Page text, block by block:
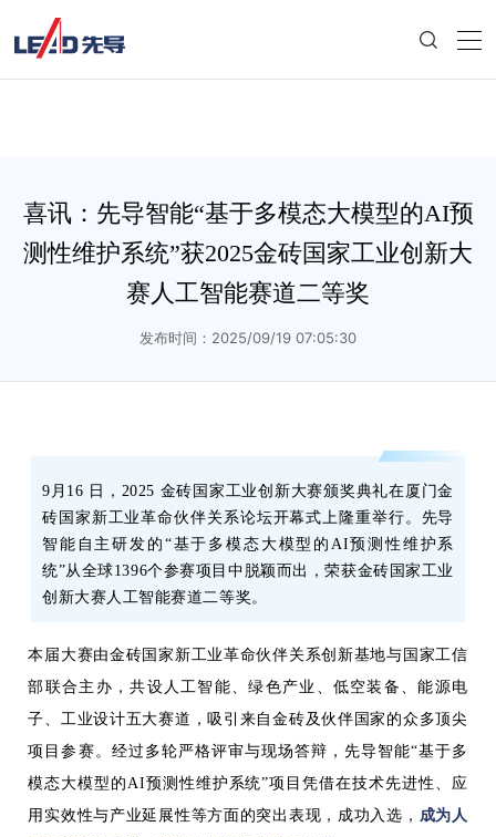
喜讯：先导智能“基于多模态大模型的AI预
测性维护系统”获2025金砖国家工业创新大
赛人工智能赛道二等奖
发布时间：2025/09/19 07:05:30
9月16 日，2025 金砖国家工业创新大赛颁奖典礼在厦门金
砖国家新工业革命伙伴关系论坛开幕式上隆重举行。先导
智能自主研发的“基于多模态大模型的AI预测性维护系
统”从全球1396个参赛项目中脱颖而出，荣获金砖国家工业
创新大赛人工智能赛道二等奖。
本届大赛由金砖国家新工业革命伙伴关系创新基地与国家工信
部联合主办，共设人工智能、绿色产业、低空装备、能源电
子、工业设计五大赛道，吸引来自金砖及伙伴国家的众多顶尖
项目参赛。经过多轮严格评审与现场答辩，先导智能“基于多
模态大模型的AI预测性维护系统”项目凭借在技术先进性、应
用实效性与产业延展性等方面的突出表现，成功入选， 成为人